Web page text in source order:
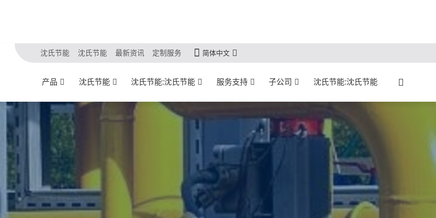
沈氏节能 沈氏节能 最新资讯 定制服务 简体中文
产品 沈氏节能 沈氏节能:沈氏节能 服务支持 子公司 沈氏节能:沈氏节能